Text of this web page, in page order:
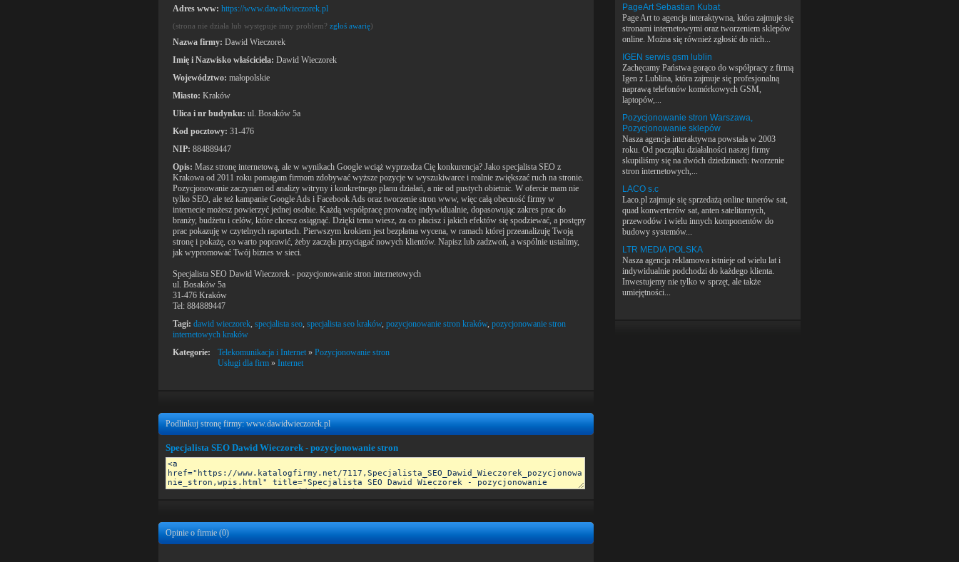
Adres www: https://www.dawidwieczorek.pl
(strona nie działa lub występuje inny problem? zgłoś awarię)
Nazwa firmy: Dawid Wieczorek
Imię i Nazwisko właściciela: Dawid Wieczorek
Województwo: małopolskie
Miasto: Kraków
Ulica i nr budynku: ul. Bosaków 5a
Kod pocztowy: 31-476
NIP: 884889447
Opis: Masz stronę internetową, ale w wynikach Google wciąż wyprzedza Cię konkurencja? Jako specjalista SEO z
Krakowa od 2011 roku pomagam firmom zdobywać wyższe pozycje w wyszukiwarce i realnie zwiększać ruch na stronie.
Pozycjonowanie zaczynam od analizy witryny i konkretnego planu działań, a nie od pustych obietnic. W ofercie mam nie
tylko SEO, ale też kampanie Google Ads i Facebook Ads oraz tworzenie stron www, więc całą obecność firmy w
internecie możesz powierzyć jednej osobie. Każdą współpracę prowadzę indywidualnie, dopasowując zakres prac do
branży, budżetu i celów, które chcesz osiągnąć. Dzięki temu wiesz, za co płacisz i jakich efektów się spodziewać, a postępy
prac pokazuję w czytelnych raportach. Pierwszym krokiem jest bezpłatna wycena, w ramach której przeanalizuję Twoją
stronę i pokażę, co warto poprawić, żeby zaczęła przyciągać nowych klientów. Napisz lub zadzwoń, a wspólnie ustalimy,
jak wypromować Twój biznes w sieci.
Specjalista SEO Dawid Wieczorek - pozycjonowanie stron internetowych
ul. Bosaków 5a
31-476 Kraków
Tel: 884889447
Tagi: dawid wieczorek, specjalista seo, specjalista seo kraków, pozycjonowanie stron kraków, pozycjonowanie stron
internetowych kraków
Kategorie:
Telekomunikacja i Internet » Pozycjonowanie stron
Usługi dla firm » Internet
Podlinkuj stronę firmy: www.dawidwieczorek.pl
Specjalista SEO Dawid Wieczorek - pozycjonowanie stron
Opinie o firmie (0)
PageArt Sebastian Kubat
Page Art to agencja interaktywna, która zajmuje się
stronami internetowymi oraz tworzeniem sklepów
online. Można się również zgłosić do nich...
IGEN serwis gsm lublin
Zachęcamy Państwa gorąco do współpracy z firmą
Igen z Lublina, która zajmuje się profesjonalną
naprawą telefonów komórkowych GSM,
laptopów,...
Pozycjonowanie stron Warszawa,
Pozycjonowanie sklepów
Nasza agencja interaktywna powstała w 2003
roku. Od początku działalności naszej firmy
skupiliśmy się na dwóch dziedzinach: tworzenie
stron internetowych,...
LACO s.c
Laco.pl zajmuje się sprzedażą online tunerów sat,
quad konwerterów sat, anten satelitarnych,
przewodów i wielu innych komponentów do
budowy systemów...
LTR MEDIA POLSKA
Nasza agencja reklamowa istnieje od wielu lat i
indywidualnie podchodzi do każdego klienta.
Inwestujemy nie tylko w sprzęt, ale także
umiejętności...